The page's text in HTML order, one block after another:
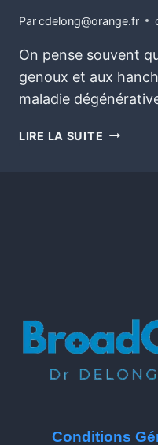
Parcdelong@orange.fr
On pense souvent
genoux et aux
maladie
LIRE LA SUITE
Conditions